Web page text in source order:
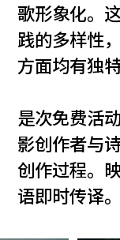
歌形象化。
践的多样性
方面均有独
是次免费活
影创作者与
创作过程。
语即时传译。